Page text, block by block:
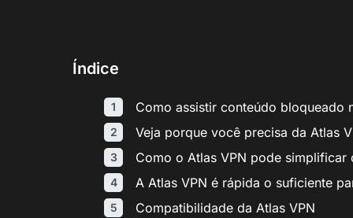
Índice
Como assistir conteúdo bloqueado
Veja porque você precisa da Atlas
Como o Atlas VPN pode
A Atlas VPN é rápida o suficiente
Compatibilidade da Atlas VPN